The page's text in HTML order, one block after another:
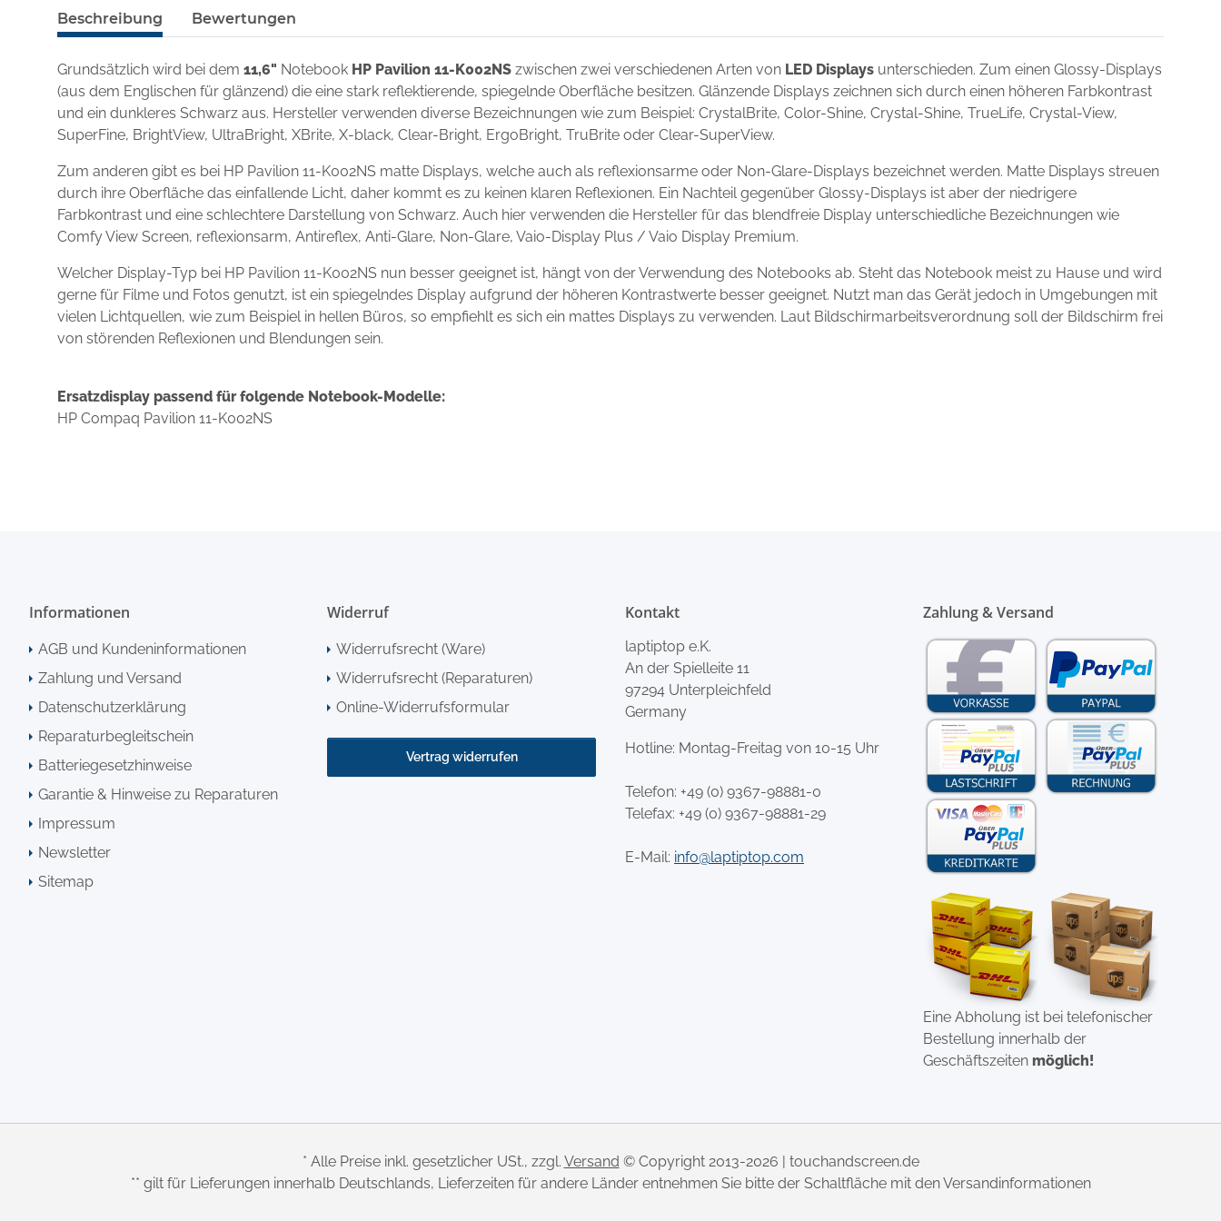
Beschreibung Bewertungen
Grundsätzlich wird bei dem 11,6" Notebook HP Pavilion 11-K002NS zwischen zwei verschiedenen Arten von LED Displays unterschieden. Zum einen Glossy-Displays
(aus dem Englischen für glänzend) die eine stark reflektierende, spiegelnde Oberfläche besitzen. Glänzende Displays zeichnen sich durch einen höheren Farbkontrast
und ein dunkleres Schwarz aus. Hersteller verwenden diverse Bezeichnungen wie zum Beispiel: CrystalBrite, Color-Shine, Crystal-Shine, TrueLife, Crystal-View,
SuperFine, BrightView, UltraBright, XBrite, X-black, Clear-Bright, ErgoBright, TruBrite oder Clear-SuperView.
Zum anderen gibt es bei HP Pavilion 11-K002NS matte Displays, welche auch als reflexionsarme oder Non-Glare-Displays bezeichnet werden. Matte Displays streuen
durch ihre Oberfläche das einfallende Licht, daher kommt es zu keinen klaren Reflexionen. Ein Nachteil gegenüber Glossy-Displays ist aber der niedrigere
Farbkontrast und eine schlechtere Darstellung von Schwarz. Auch hier verwenden die Hersteller für das blendfreie Display unterschiedliche Bezeichnungen wie
Comfy View Screen, reflexionsarm, Antireflex, Anti-Glare, Non-Glare, Vaio-Display Plus / Vaio Display Premium.
Welcher Display-Typ bei HP Pavilion 11-K002NS nun besser geeignet ist, hängt von der Verwendung des Notebooks ab. Steht das Notebook meist zu Hause und wird
gerne für Filme und Fotos genutzt, ist ein spiegelndes Display aufgrund der höheren Kontrastwerte besser geeignet. Nutzt man das Gerät jedoch in Umgebungen mit
vielen Lichtquellen, wie zum Beispiel in hellen Büros, so empfiehlt es sich ein mattes Displays zu verwenden. Laut Bildschirmarbeitsverordnung soll der Bildschirm frei
von störenden Reflexionen und Blendungen sein.
Ersatzdisplay passend für folgende Notebook-Modelle:
HP Compaq Pavilion 11-K002NS
Informationen
AGB und Kundeninformationen
Zahlung und Versand
Datenschutzerklärung
Reparaturbegleitschein
Batteriegesetzhinweise
Garantie & Hinweise zu Reparaturen
Impressum
Newsletter
Sitemap
Widerruf
Widerrufsrecht (Ware)
Widerrufsrecht (Reparaturen)
Online-Widerrufsformular
Vertrag widerrufen
Kontakt
laptiptop e.K.
An der Spielleite 11
97294 Unterpleichfeld
Germany
Hotline: Montag-Freitag von 10-15 Uhr
Telefon: +49 (0) 9367-98881-0
Telefax: +49 (0) 9367-98881-29
E-Mail: info@laptiptop.com
Zahlung & Versand
Eine Abholung ist bei telefonischer
Bestellung innerhalb der
Geschäftszeiten möglich!
* Alle Preise inkl. gesetzlicher USt., zzgl. Versand © Copyright 2013-2026 | touchandscreen.de
** gilt für Lieferungen innerhalb Deutschlands, Lieferzeiten für andere Länder entnehmen Sie bitte der Schaltfläche mit den Versandinformationen